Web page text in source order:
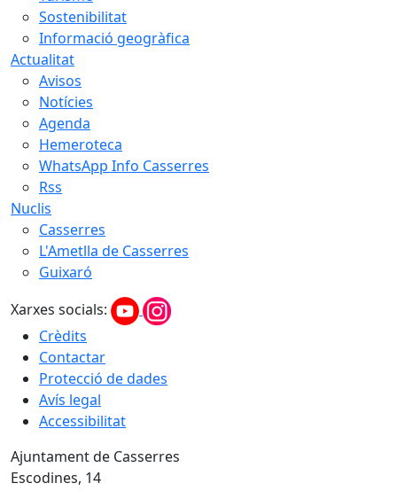
Sostenibilitat
Informació geogràfica
Actualitat
Avisos
Notícies
Agenda
Hemeroteca
WhatsApp Info Casserres
Rss
Nuclis
Casserres
L'Ametlla de Casserres
Guixaró
Xarxes socials:
Crèdits
Contactar
Protecció de dades
Avís legal
Accessibilitat
Ajuntament de Casserres
Escodines, 14